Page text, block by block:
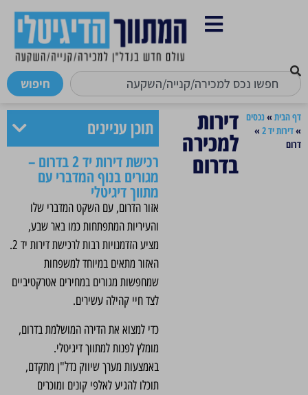
חיפוש
דף הבית »נכסים
»דירות יד 2
»
דרום
דירות
למכירה
בדרום
תוכן עניינים
רכישת דירות יד 2 בדרום –
מגורים בנוף המדברי עם
מתווך דיגיטלי
אזור הדרום, עם השקט המדברי שלו
והעיריות המתפתחות כמו באר שבע,
מציע הזדמנויות רבות לרכישת דירות יד 2.
האזור מתאים במיוחד למשפחות
שמחפשות מגורים במחירים אטרקטיביים
לצד חיי קהילה עשירים.
כדי למצוא את הדירה המושלמת בדרום,
מומלץ לפנות למתווך דיגיטלי.
באמצעות מערך שיווק נדל"ן מתקדם,
תוכלו להגיע לאלפי קונים ומוכרים